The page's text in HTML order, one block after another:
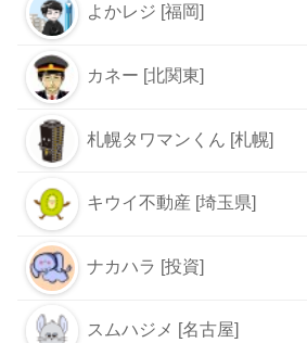
よかレジ [福岡]
カネー [北関東]
札幌タワマンくん [札幌]
キウイ不動産 [埼玉県]
ナカハラ [投資]
スムハジメ [名古屋]